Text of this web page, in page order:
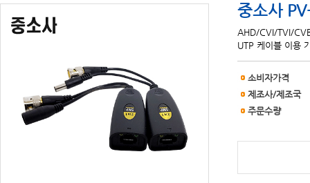
중소사
AHD/CVI/TVI/
UTP 케이블 이용
소비자가격
제조사/제조국
주문수량